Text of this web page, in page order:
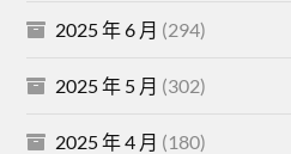
2025 年 6 月 (294)
2025 年 5 月 (302)
2025 年 4 月 (180)